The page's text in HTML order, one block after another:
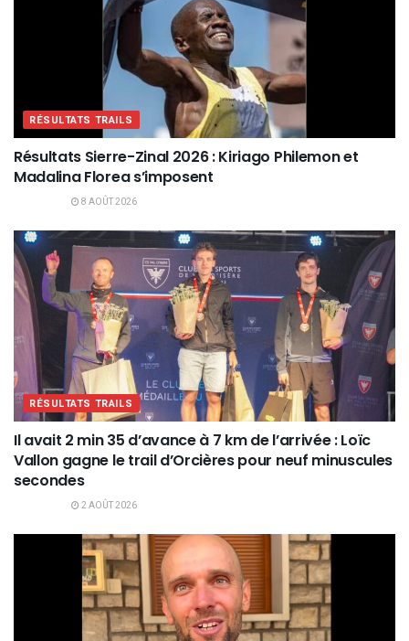
RÉSULTATS TRAILS
Résultats Sierre-Zinal 2026 : Kiriago Philemon et
Madalina Florea s’imposent
8 AOÛT 2026
RÉSULTATS TRAILS
Il avait 2 min 35 d’avance à 7 km de l’arrivée : Loïc
Vallon gagne le trail d’Orcières pour neuf minuscules
secondes
2 AOÛT 2026